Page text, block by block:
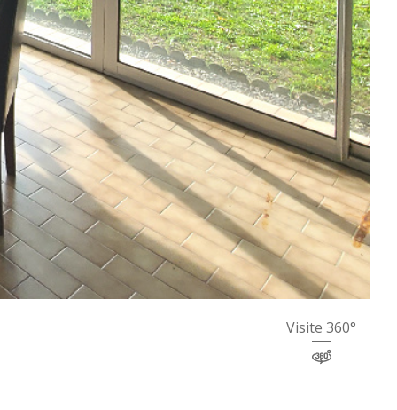
Visite 360°